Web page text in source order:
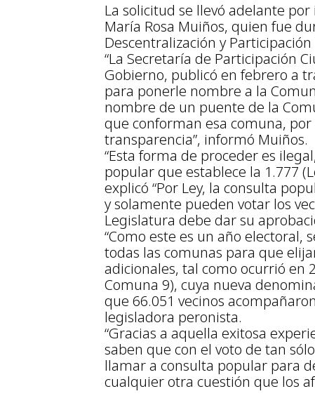
La solicitud se llevó adelante
María Rosa Muiños, quien fue
Descentralización y
“La Secretaría de Participación
Gobierno, publicó en febrero a
para ponerle nombre a la
nombre de un puente de la
que conforman esa comuna,
transparencia”, informó Muiños.
“Esta forma de proceder es
popular que establece la 1.777
explicó “Por Ley, la consulta
y solamente pueden votar los
Legislatura debe dar su
“Como este es un año electoral,
todas las comunas para que
adicionales, tal como ocurrió en
Comuna 9), cuya nueva
que 66.051 vecinos
legisladora peronista.
“Gracias a aquella exitosa
saben que con el voto de tan
llamar a consulta popular para
cualquier otra cuestión que los